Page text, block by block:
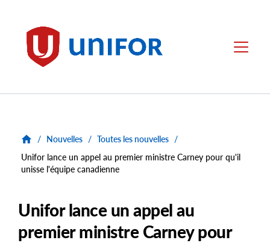
Unifor Menu
/ Nouvelles / Toutes les nouvelles /
Unifor lance un appel au premier ministre Carney pour qu'il
unisse l'équipe canadienne
Unifor lance un appel au
premier ministre Carney pour